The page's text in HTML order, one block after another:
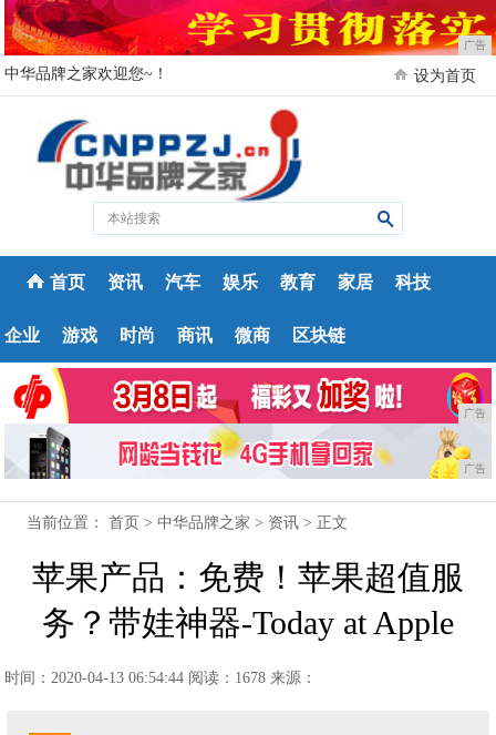
广告
中华品牌之家欢迎您~！ 设为首页
首页 资讯 汽车 娱乐 教育 家居 科技
企业 游戏 时尚 商讯 微商 区块链
广告
广告
当前位置：首页 >中华品牌之家 > 资讯 > 正文
苹果产品：免费！苹果超值服
务？带娃神器-Today at Apple
时间：2020-04-13 06:54:44 阅读：1678 来源：